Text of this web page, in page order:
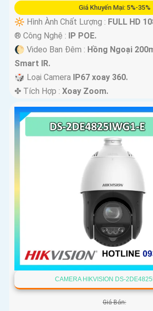
Giá Khuyến Mại: 5%-35%
🔆 Hình Ành Chất Lượng : FULL HD
®️ Công Nghệ : IP POE.
🌔 Video Ban Đêm : Hồng Ngoại
Smart IR.
🎲 Loại Camera IP67 xoay 360.
️✤ Tích Hợp : Xoay Zoom.
CAMERA HIKVISION DS-
Giá Bán: